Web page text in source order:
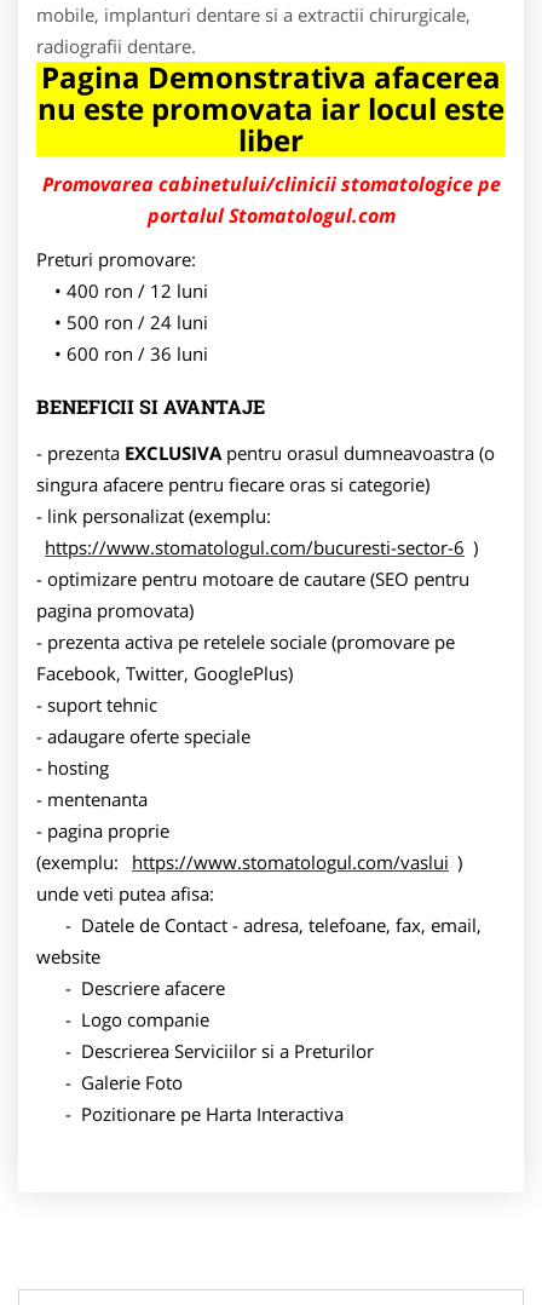
mobile, implanturi dentare si a extractii chirurgicale,
radiografii dentare.
Pagina Demonstrativa afacerea
nu este promovata iar locul este
liber
Promovarea cabinetului/clinicii stomatologice pe
portalul Stomatologul.com
Preturi promovare:
400 ron / 12 luni
500 ron / 24 luni
600 ron / 36 luni
BENEFICII SI AVANTAJE
- prezenta EXCLUSIVA pentru orasul dumneavoastra (o
singura afacere pentru fiecare oras si categorie)
- link personalizat (exemplu:
https://www.stomatologul.com/bucuresti-sector-6 )
- optimizare pentru motoare de cautare (SEO pentru
pagina promovata)
- prezenta activa pe retelele sociale (promovare pe
Facebook, Twitter, GooglePlus)
- suport tehnic
- adaugare oferte speciale
- hosting
- mentenanta
- pagina proprie
(exemplu:
https://www.stomatologul.com/vaslui )
unde veti putea afisa:
- Datele de Contact - adresa, telefoane, fax, email,
website
- Descriere afacere
- Logo companie
- Descrierea Serviciilor si a Preturilor
- Galerie Foto
- Pozitionare pe Harta Interactiva